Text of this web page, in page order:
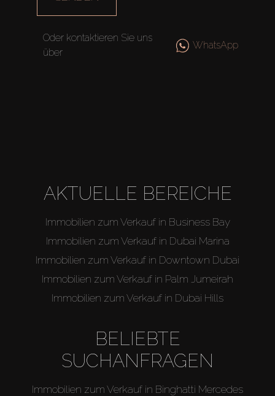
AgentenOder kontaktieren Sie uns
über
WhatsApp
AKTUELLE BEREICHE
Immobilien zum Verkauf in Business Bay
Immobilien zum Verkauf in Dubai Marina
Immobilien zum Verkauf in Downtown Dubai
Immobilien zum Verkauf in Palm Jumeirah
Immobilien zum Verkauf in Dubai Hills
BELIEBTE
SUCHANFRAGEN
Immobilien zum Verkauf in Binghatti Mercedes